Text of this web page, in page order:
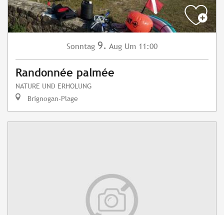
Sonntag 9. Aug Um 11:00
Randonnée palmée
NATURE UND ERHOLUNG
Brignogan-Plage